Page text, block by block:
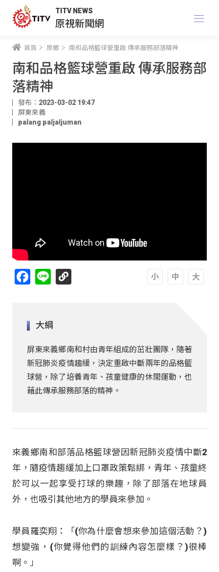
TITV NEWS
原視新聞網
首頁 原鄉 南和品格籃球營重啟 傳承服務部落精神
南和品格籃球營重啟 傳承服務部
落精神
發布：2023-03-02 19:47
屏東來義
palang paljaljuman
Facebook
Line
大綱
屏東來義鄉南和村由青年組成的茁壯團隊，隨著
新冠肺炎疫情趨緩，決定重啟中斷兩年的品格籃
球營，除了培養青年、孩童健康的休閒運動，也
藉此傳承服務部落的精神。
來義鄉南和部落品格籃球營因新冠肺炎疫情中斷2
年，隨疫情趨緩加上口罩政策鬆綁，青年、孩童終
於可以一起享受打球的樂趣，除了部落在地球員
外，也吸引其他地方的學員來參加。
學員羅奕翔：「(你為什麼會想來參加這個活動？)
想變強，(你覺得他們的訓練內容怎麼樣？)很棒
啊。」